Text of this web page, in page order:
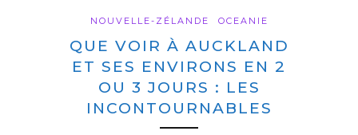
NOUVELLE-ZÉLANDE OCEANIE
QUE VOIR À AUCKLAND
ET SES ENVIRONS EN 2
OU 3 JOURS : LES
INCONTOURNABLES